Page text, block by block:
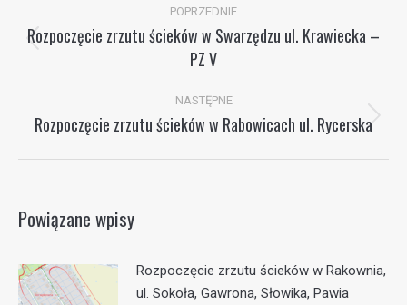
wpisów
POPRZEDNIE
Poprzedni
wpis:
Rozpoczęcie zrzutu ścieków w Swarzędzu ul. Krawiecka –
PZ V
NASTĘPNE
Następny
Rozpoczęcie zrzutu ścieków w Rabowicach ul. Rycerska
Powiązane wpisy
Rozpoczęcie zrzutu ścieków w Rakownia,
ul. Sokoła, Gawrona, Słowika, Pawia